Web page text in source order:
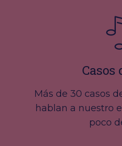
Casos
Más de 30 casos
hablan a nuestro
poco